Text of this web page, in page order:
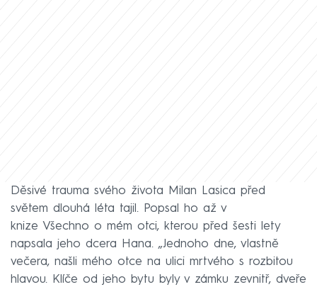
Děsivé trauma svého života Milan Lasica před
světem dlouhá léta tajil. Popsal ho až v
knize Všechno o mém otci, kterou před šesti lety
napsala jeho dcera Hana. „Jednoho dne, vlastně
večera, našli mého otce na ulici mrtvého s rozbitou
hlavou. Klíče od jeho bytu byly v zámku zevnitř, dveře